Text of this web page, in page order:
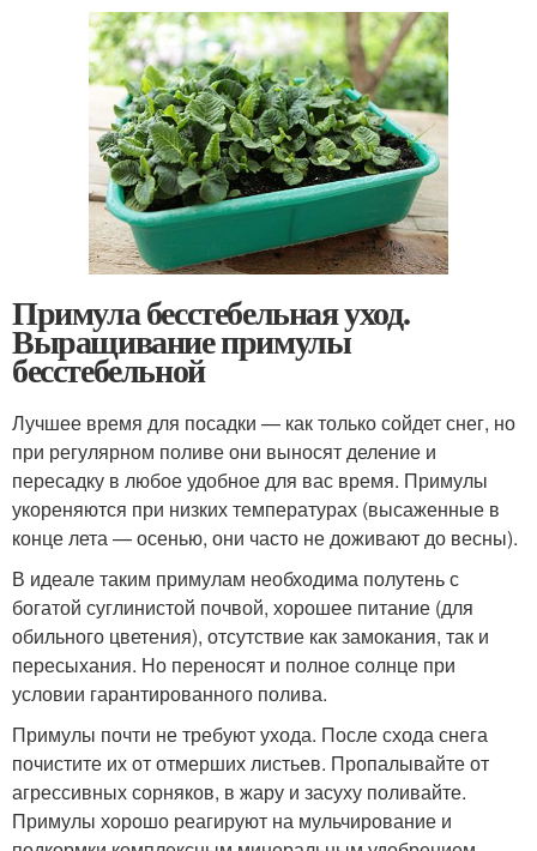
Примула бесстебельная уход.
Выращивание примулы
бесстебельной
Лучшее время для посадки — как только сойдет снег, но
при регулярном поливе они выносят деление и
пересадку в любое удобное для вас время. Примулы
укореняются при низких температурах (высаженные в
конце лета — осенью, они часто не доживают до весны).
В идеале таким примулам необходима полутень с
богатой суглинистой почвой, хорошее питание (для
обильного цветения), отсутствие как замокания, так и
пересыхания. Но переносят и полное солнце при
условии гарантированного полива.
Примулы почти не требуют ухода. После схода снега
почистите их от отмерших листьев. Пропалывайте от
агрессивных сорняков, в жару и засуху поливайте.
Примулы хорошо реагируют на мульчирование и